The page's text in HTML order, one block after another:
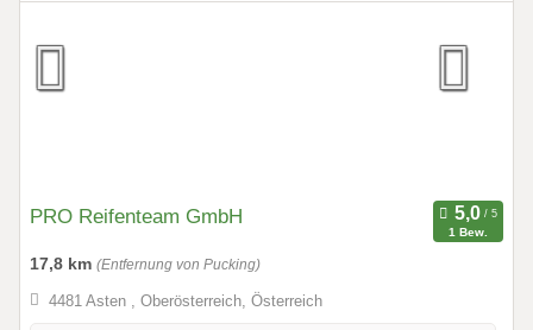
PRO Reifenteam GmbH
1 Bew.
17,8 km (Entfernung von Pucking)
4481 Asten , Oberösterreich, Österreich